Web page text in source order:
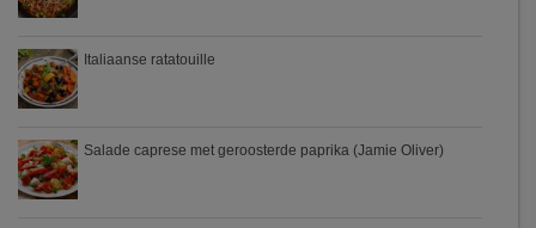
Italiaanse ratatouille
Salade caprese met geroosterde paprika (Jamie Oliver)